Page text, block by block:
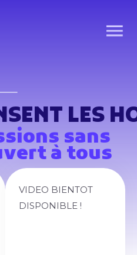
LES
sans
à tous
VIDEO BIENTOT
DISPONIBLE !